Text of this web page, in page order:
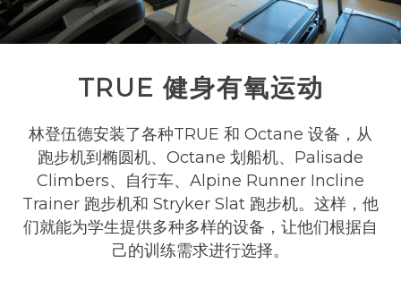
TRUE 健身有氧运动
林登伍德安装了各种TRUE 和 Octane 设备，从
跑步机到椭圆机、Octane 划船机、Palisade
Climbers、自行车、Alpine Runner Incline
Trainer 跑步机和 Stryker Slat 跑步机。这样，他
们就能为学生提供多种多样的设备，让他们根据自
己的训练需求进行选择。